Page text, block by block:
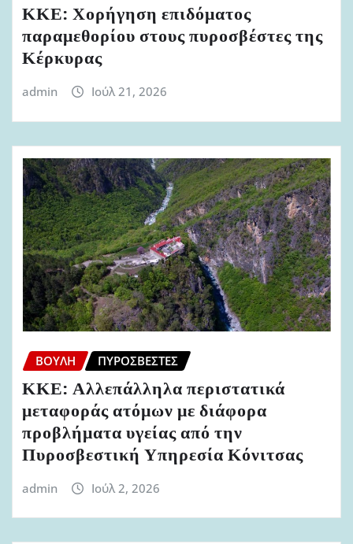
ΚΚΕ: Χορήγηση επιδόματος
παραμεθορίου στους πυροσβέστες της
Κέρκυρας
admin Ιούλ 21, 2026
ΒΟΥΛΉ ΠΥΡΟΣΒΈΣΤΕΣ
ΚΚΕ: Αλλεπάλληλα περιστατικά
μεταφοράς ατόμων με διάφορα
προβλήματα υγείας από την
Πυροσβεστική Υπηρεσία Κόνιτσας
admin Ιούλ 2, 2026